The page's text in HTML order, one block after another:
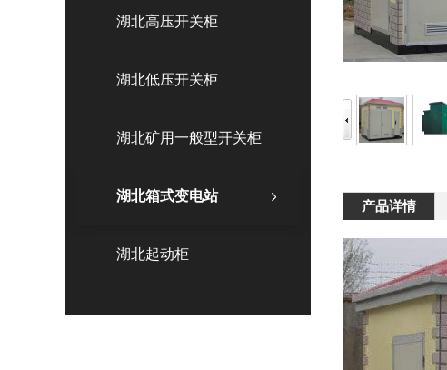
湖北高压开关柜
湖北低压开关柜
湖北矿用一般型开关柜
湖北箱式变电站
湖北起动柜
产品详情